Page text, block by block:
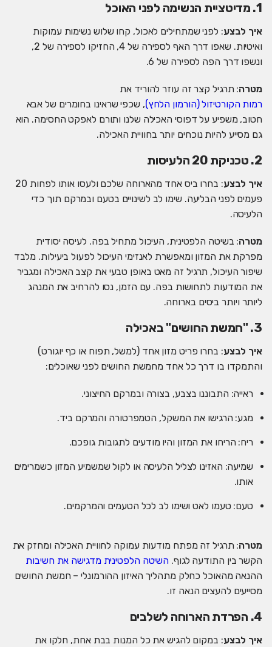
1. מדיטציית הנשימה לפני האוכל
איך לבצע: לפני שמתחילים לאכול, קחו שלוש נשימות עמוקות
ואיטיות. שאפו דרך האף לספירה של 4, החזיקו לספירה של 2,
ונשפו דרך הפה לספירה של 6.
מטרה: תרגיל קצר זה עוזר להוריד את
רמות הקורטיזול (הורמון הלחץ), שכפי שראינו בחומרים של אבא
חטוב, משפיע על דפוסי האכילה שלנו ותורם לאפקט החסימה. הוא
גם מסייע להיות נוכחים יותר בחוויית האכילה.
2. טכניקת 20 הלעיסות
איך לבצע
: בחרו ביס אחד מהארוחה שלכם ולעסו אותו לפחות 20
פעמים לפני הבליעה. שימו לב לשינויים בטעם ובמרקם תוך כדי
הלעיסה.
מטרה: בשיטה הלפטינית, העיכול מתחיל בפה. לעיסה יסודית
מפרקת את המזון ומאפשרת לאנזימי העיכול לפעול ביעילות. מלבד
שיפור העיכול, תרגיל זה מאט באופן טבעי את קצב האכילה ומגביר
את המודעות לתחושות בפה. עם הזמן, נסו להרחיב את המנהג
ליותר ויותר ביסים בארוחה.
3. "חמשת החושים" באכילה
איך לבצע: בחרו פריט מזון אחד (למשל, תפוח או כף יוגורט)
והתמקדו בו דרך כל אחד מחמשת החושים לפני שאוכלים:
ראייה: התבוננו בצבע, בצורה ובמרקם החיצוני.
מגע: הרגישו את המשקל, הטמפרטורה והמרקם ביד.
ריח: הריחו את המזון והיו מודעים לתגובות גופכם.
שמיעה: האזינו לצליל הלעיסה או לקול שמשמיע המזון כשמרימים
אותו.
טעם: טעמו לאט ושימו לב לכל הטעמים והמרקמים.
מטרה: תרגיל זה מפתח מודעות עמוקה לחוויית האכילה ומחזק את
הקשר בין התודעה לגוף. השיטה הלפטינית מדגישה את חשיבות
ההנאה מהאוכל כחלק מתהליך האיזון ההורמונלי – חמשת החושים
מסייעים להעצים הנאה זו.
4. הפרדת הארוחה לשלבים
איך לבצע: במקום להגיש את כל המנות בבת אחת, חלקו את